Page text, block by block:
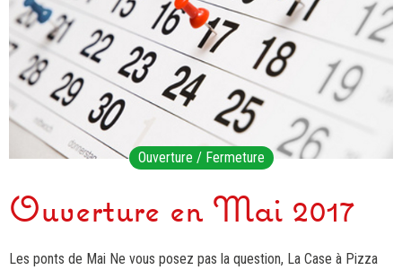
Ouverture / Fermeture
Ouverture en Mai 2017
Les ponts de Mai Ne vous posez pas la question, La Case à Pizza